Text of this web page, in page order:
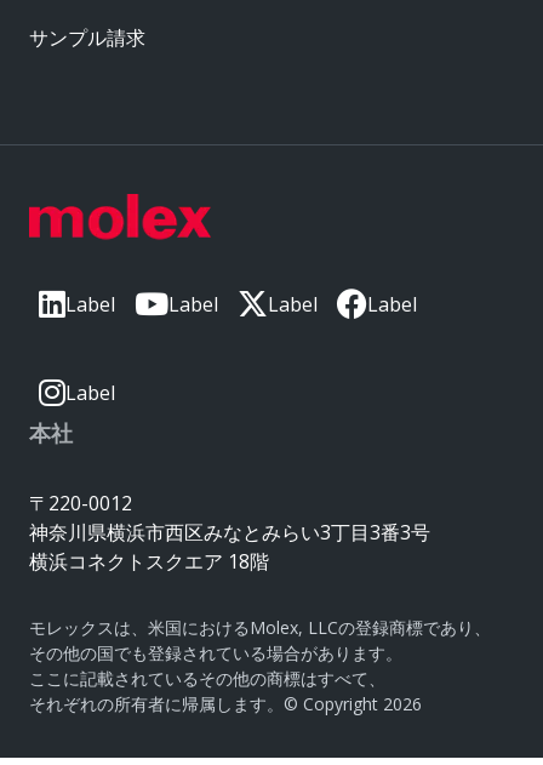
Label Label Label Label
Label
本社
〒220-0012
神奈川県横浜市西区みなとみらい3丁目3番3号
横浜コネクトスクエア 18階
モレックスは、米国におけるMolex, LLCの登録商標であり、
その他の国でも登録されている場合があります。
ここに記載されているその他の商標はすべて、
それぞれの所有者に帰属します。© Copyright 2026
サンプル請求